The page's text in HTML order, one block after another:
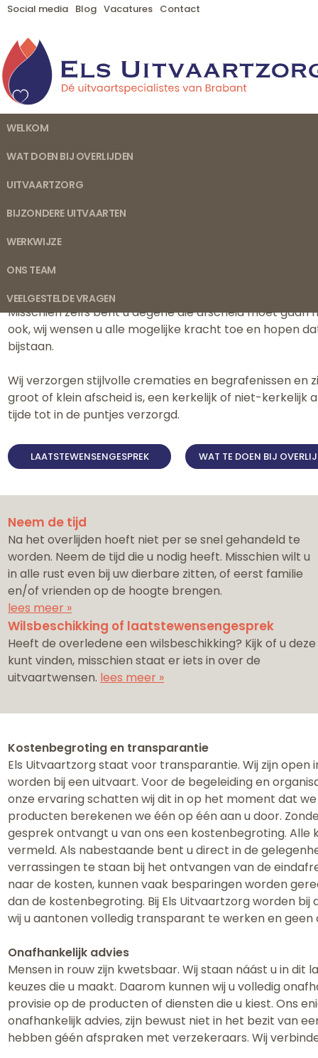
Social media Blog Vacatures Contact
WELKOM
WAT DOEN BIJ OVERLIJDEN
UITVAARTZORG
BIJZONDERE UITVAARTEN
WERKWIJZE
ONS TEAM
VEELGESTELDE VRAGEN
Uitvaartbegeleider Heers
Misschien bezoekt u onze website omdat u zich op dit
ernstig ziek en komt mogelijk te overlijden. Of u hebt
Misschien zelfs bent u degene die afscheid moet gaan
ook, wij wensen u alle mogelijke kracht toe en hopen
bijstaan.
Wij verzorgen stijlvolle crematies en begrafenissen en
groot of klein afscheid is, een kerkelijk of niet-
tijde tot in de puntjes verzorgd.
LAATSTEWENSENGESPREK WAT TE DOEN BIJ
Neem de tijd
Na het overlijden hoeft niet per se snel gehandeld te
worden. Neem de tijd die u nodig heeft. Misschien wilt u
in alle rust even bij uw dierbare zitten, of eerst familie
en/of vrienden op de hoogte brengen.
lees meer »
Wilsbeschikking of laatstewensengesprek
Heeft de overledene een wilsbeschikking? Kijk of u deze
kunt vinden, misschien staat er iets in over de
uitvaartwensen. lees meer »
Kostenbegroting en transparantie
Els Uitvaartzorg staat voor transparantie. Wij zijn
worden bij een uitvaart. ​Voor de begeleiding en
onze ervaring schatten wij dit in op het moment dat
producten berekenen we één op één aan u door.
gesprek ontvangt u van ons een kostenbegroting.
vermeld. Als nabestaande bent u direct in de
verrassingen te staan bij het ontvangen van de
naar de kosten, kunnen vaak besparingen worden
dan de kostenbegroting. Bij Els Uitvaartzorg worden
wij u aantonen volledig transparant te werken en
Onafhankelijk advies
Mensen in rouw zijn kwetsbaar. Wij staan náást u in
keuzes die u maakt. Daarom kunnen wij u volledig
provisie op de producten of diensten die u kiest. Ons
onafhankelijk advies, zijn bewust niet in het bezit van
hebben géén afspraken met verzekeraars. Wij